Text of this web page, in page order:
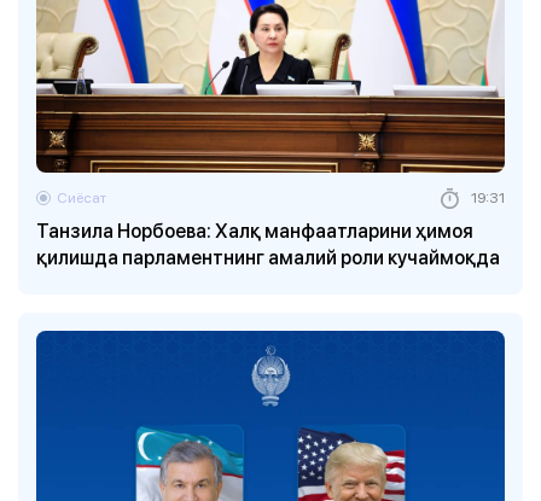
Танзила Норбоева: Халқ манфаатларини ҳимоя
қилишда парламентнинг амалий роли кучаймоқда
Сиёсат 19:31